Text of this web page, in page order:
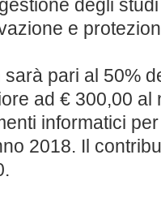
degli
e
sarà pari al 50%
ad € 300,00 al
informatici
2018. Il